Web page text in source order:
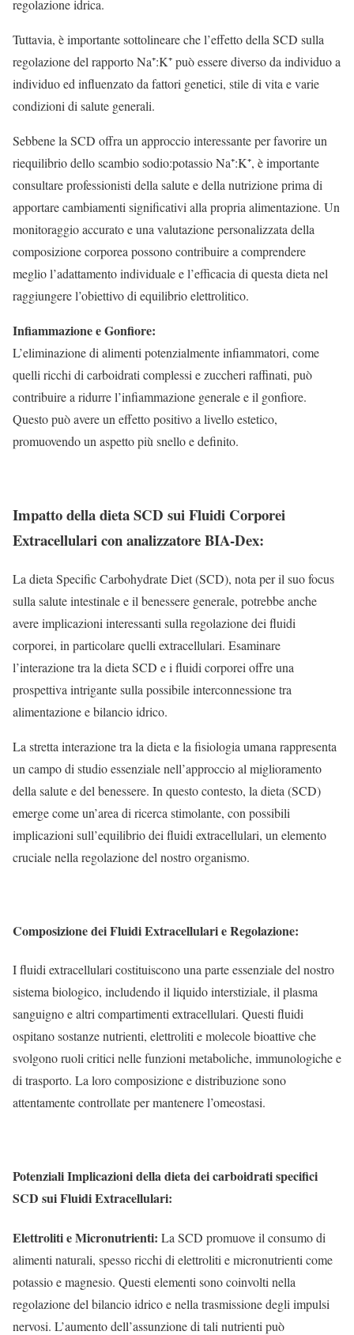
regolazione idrica.
Tuttavia, è importante sottolineare che l’effetto della SCD sulla
regolazione del rapporto Na⁺:K⁺ può essere diverso da individuo a
individuo ed influenzato da fattori genetici, stile di vita e varie
condizioni di salute generali.
Sebbene la SCD offra un approccio interessante per favorire un
riequilibrio dello scambio sodio:potassio Na⁺:K⁺, è importante
consultare professionisti della salute e della nutrizione prima di
apportare cambiamenti significativi alla propria alimentazione. Un
monitoraggio accurato e una valutazione personalizzata della
composizione corporea possono contribuire a comprendere
meglio l’adattamento individuale e l’efficacia di questa dieta nel
raggiungere l’obiettivo di equilibrio elettrolitico.
Infiammazione e Gonfiore:
L’eliminazione di alimenti potenzialmente infiammatori, come
quelli ricchi di carboidrati complessi e zuccheri raffinati, può
contribuire a ridurre l’infiammazione generale e il gonfiore.
Questo può avere un effetto positivo a livello estetico,
promuovendo un aspetto più snello e definito.
Impatto della dieta SCD sui Fluidi Corporei
Extracellulari con analizzatore BIA-Dex:
La dieta Specific Carbohydrate Diet (SCD), nota per il suo focus
sulla salute intestinale e il benessere generale, potrebbe anche
avere implicazioni interessanti sulla regolazione dei fluidi
corporei, in particolare quelli extracellulari. Esaminare
l’interazione tra la dieta SCD e i fluidi corporei offre una
prospettiva intrigante sulla possibile interconnessione tra
alimentazione e bilancio idrico.
La stretta interazione tra la dieta e la fisiologia umana rappresenta
un campo di studio essenziale nell’approccio al miglioramento
della salute e del benessere. In questo contesto, la dieta (SCD)
emerge come un’area di ricerca stimolante, con possibili
implicazioni sull’equilibrio dei fluidi extracellulari, un elemento
cruciale nella regolazione del nostro organismo.
Composizione dei Fluidi Extracellulari e Regolazione:
I fluidi extracellulari costituiscono una parte essenziale del nostro
sistema biologico, includendo il liquido interstiziale, il plasma
sanguigno e altri compartimenti extracellulari. Questi fluidi
ospitano sostanze nutrienti, elettroliti e molecole bioattive che
svolgono ruoli critici nelle funzioni metaboliche, immunologiche e
di trasporto. La loro composizione e distribuzione sono
attentamente controllate per mantenere l’omeostasi.
Potenziali Implicazioni della dieta dei carboidrati specifici
SCD sui Fluidi Extracellulari:
Elettroliti e Micronutrienti: La SCD promuove il consumo di
alimenti naturali, spesso ricchi di elettroliti e micronutrienti come
potassio e magnesio. Questi elementi sono coinvolti nella
regolazione del bilancio idrico e nella trasmissione degli impulsi
nervosi. L’aumento dell’assunzione di tali nutrienti può